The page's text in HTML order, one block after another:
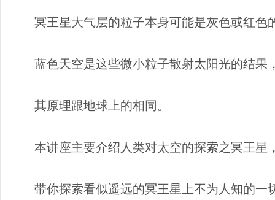
冥王星大气层的粒子本身可能是灰色或红色
蓝色天空是这些微小粒子散射太阳光的结果
其原理跟地球上的相同。
本讲座主要介绍人类对太空的探索之冥王星
带你探索看似遥远的冥王星上不为人知的一